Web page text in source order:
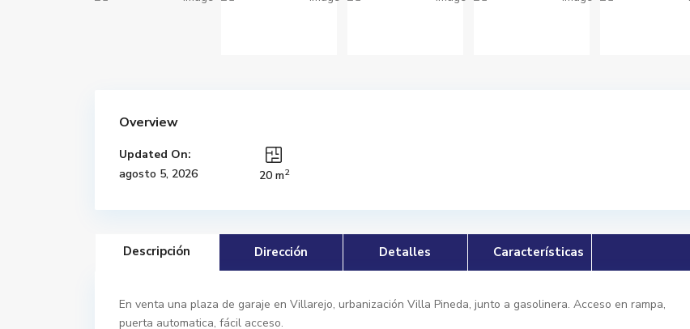
Overview
Updated On:
agosto 5, 2026
20 m2
Descripción Dirección Detalles Características
En venta una plaza de garaje en Villarejo, urbanización Villa Pineda, junto a gasolinera. Acceso en rampa,
puerta automatica, fácil acceso.